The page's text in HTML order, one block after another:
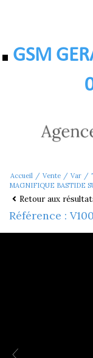
GSM
Accueil Vente Var
MAGNIFIQUE BASTIDE
Retour aux
Référence :